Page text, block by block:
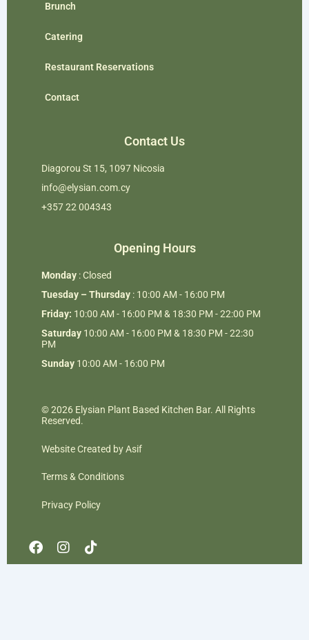
Brunch
Catering
Restaurant Reservations
Contact
Contact Us
Diagorou St 15, 1097 Nicosia
info@elysian.com.cy
+357 22 004343
Opening Hours
Monday : Closed
Tuesday – Thursday : 10:00 AM - 16:00 PM
Friday: 10:00 AM - 16:00 PM & 18:30 PM - 22:00 PM
Saturday 10:00 AM - 16:00 PM & 18:30 PM - 22:30
PM
Sunday 10:00 AM - 16:00 PM
© 2026 Elysian Plant Based Kitchen Bar. All Rights
Reserved.
Website Created by Asif
Terms & Conditions
Privacy Policy